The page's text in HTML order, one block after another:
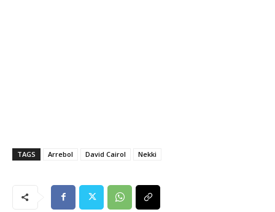
TAGS Arrebol David Cairol Nekki